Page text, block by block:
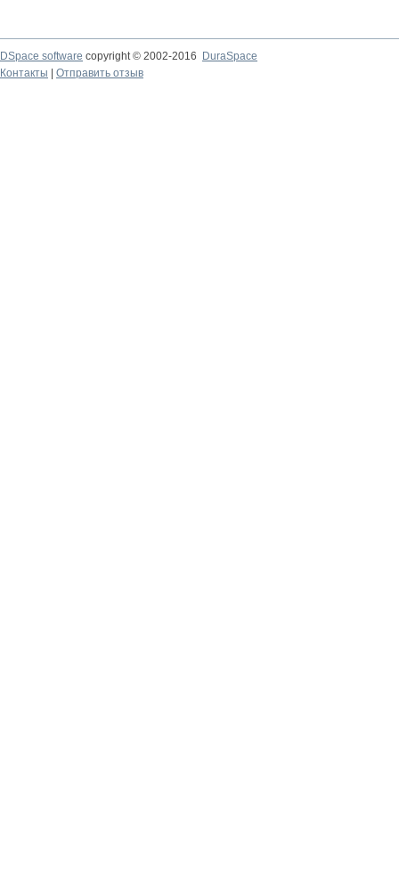
DSpace software copyright © 2002-2016
DuraSpace
Контакты
Отправить отзыв